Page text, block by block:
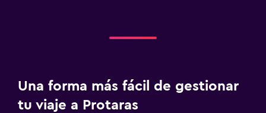
Una forma más fácil de gestionar
tu viaje a Protaras